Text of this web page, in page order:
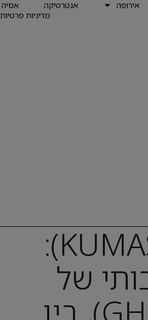
אירופה אנטרטיקה אסיה
מדיניות פרטיות
קומאסי (KUMASI):
של